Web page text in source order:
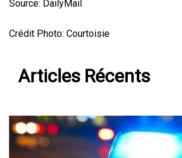
Source: DailyMail
Crédit Photo: Courtoisie
Articles Récents